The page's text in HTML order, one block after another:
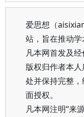
爱思想（
站，旨在推动学
凡本网首发及
版权归作者本
处并保持完整
面授权。
凡本网注明“来